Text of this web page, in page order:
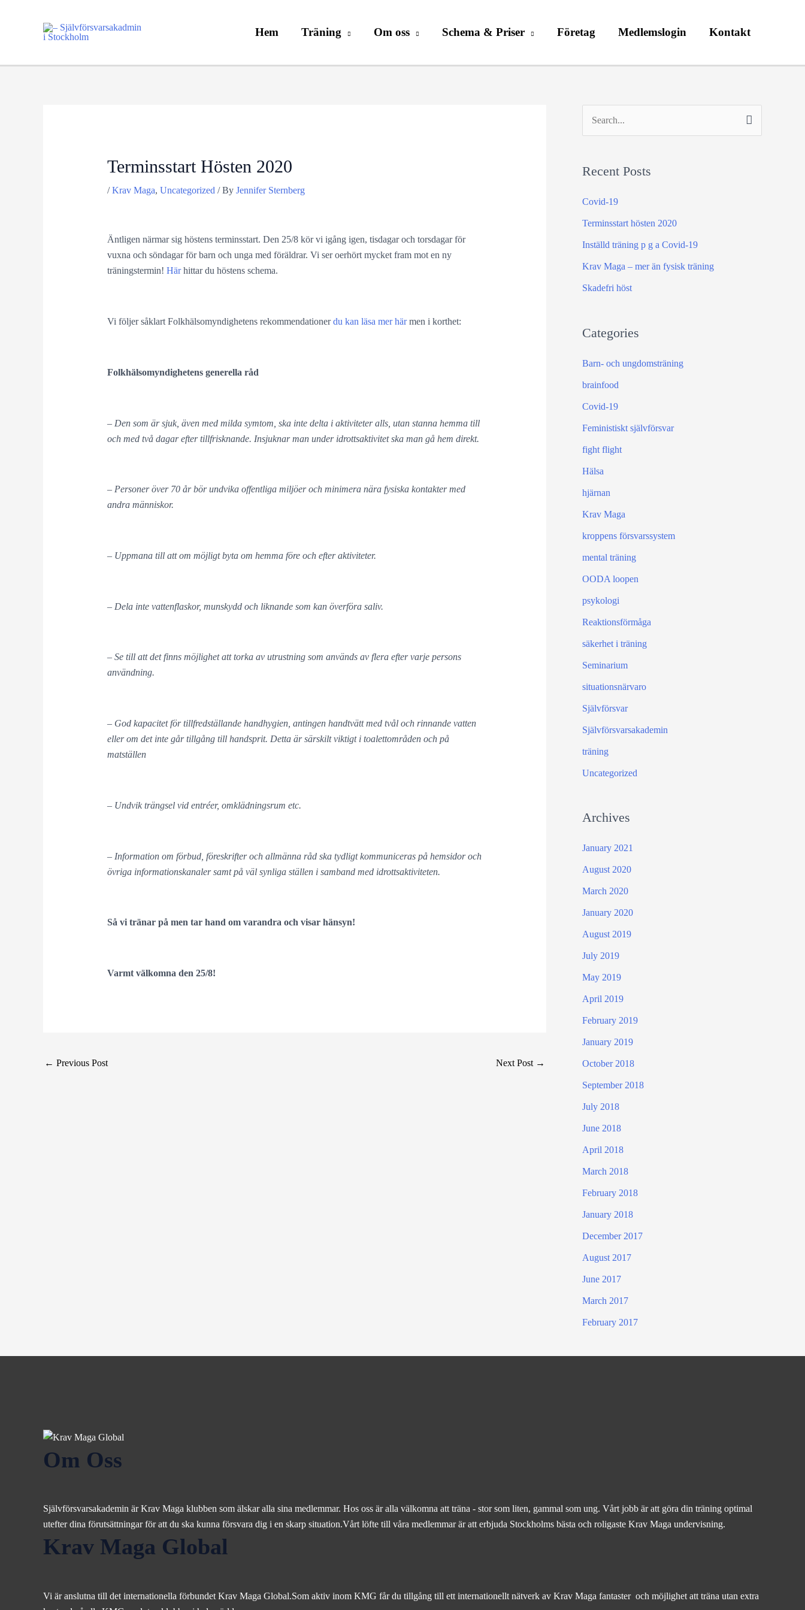
Hem Träning Om oss Schema & Priser Företag Medlemslogin Kontakt
Terminsstart Hösten 2020
/Krav Maga, Uncategorized/ By Jennifer Sternberg
Äntligen närmar sig höstens terminsstart. Den 25/8 kör vi igång igen, tisdagar och torsdagar för
vuxna och söndagar för barn och unga med föräldrar. Vi ser oerhört mycket fram mot en ny
träningstermin! Härhittar du höstens schema.
Vi följer såklart Folkhälsomyndighetens rekommendationerdu kan läsa mer härmen i korthet:
Folkhälsomyndighetens generella råd
– Den som är sjuk, även med milda symtom, ska inte delta i aktiviteter alls, utan stanna hemma till
och med två dagar efter tillfrisknande. Insjuknar man under idrottsaktivitet ska man gå hem direkt.
– Personer över 70 år bör undvika offentliga miljöer och minimera nära fysiska kontakter med
andra människor.
– Uppmana till att om möjligt byta om hemma före och efter aktiviteter.
– Dela inte vattenflaskor, munskydd och liknande som kan överföra saliv.
– Se till att det finns möjlighet att torka av utrustning som används av flera efter varje persons
användning.
– God kapacitet för tillfredställande handhygien, antingen handtvätt med tvål och rinnande vatten
eller om det inte går tillgång till handsprit. Detta är särskilt viktigt i toalettområden och på
matställen
– Undvik trängsel vid entréer, omklädningsrum etc.
– Information om förbud, föreskrifter och allmänna råd ska tydligt kommuniceras på hemsidor och
övriga informationskanaler samt på väl synliga ställen i samband med idrottsaktiviteten.
Så vi tränar på men tar hand om varandra och visar hänsyn!
Varmt välkomna den 25/8!
← Previous Post Next Post →
r
f
o
r
:
Recent Posts
Covid-19
Terminsstart hösten 2020
Inställd träning p g a Covid-19
Krav Maga – mer än fysisk träning
Skadefri höst
Categories
Barn- och ungdomsträning
brainfood
Covid-19
Feministiskt självförsvar
fight flight
Hälsa
hjärnan
Krav Maga
kroppens försvarssystem
mental träning
OODA loopen
psykologi
Reaktionsförmåga
säkerhet i träning
Seminarium
situationsnärvaro
Självförsvar
Självförsvarsakademin
träning
Uncategorized
Archives
January 2021
August 2020
March 2020
January 2020
August 2019
July 2019
May 2019
April 2019
February 2019
January 2019
October 2018
September 2018
July 2018
June 2018
April 2018
March 2018
February 2018
January 2018
December 2017
August 2017
June 2017
March 2017
February 2017
Om Oss
Självförsvarsakademin är Krav Maga klubben som älskar alla sina medlemmar. Hos oss är alla välkomna att träna - stor som liten, gammal som ung. Vårt jobb är att göra din träning optimal
utefter dina förutsättningar för att du ska kunna försvara dig i en skarp situation.Vårt löfte till våra medlemmar är att erbjuda Stockholms bästa och roligaste Krav Maga undervisning.
Krav Maga Global
Vi är anslutna till det internationella förbundet Krav Maga Global.Som aktiv inom KMG får du tillgång till ett internationellt nätverk av Krav Maga fantaster och möjlighet att träna utan extra